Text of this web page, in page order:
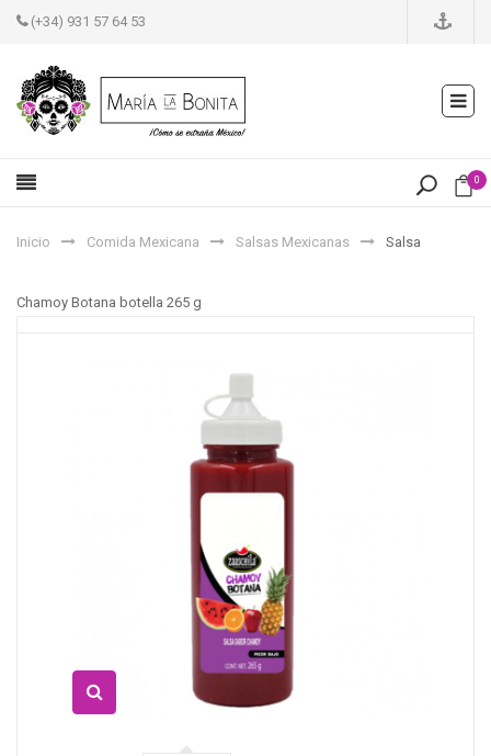
(+34) 931 57 64 53
0
Inicio Comida Mexicana Salsas Mexicanas Salsa
Chamoy Botana botella 265 g